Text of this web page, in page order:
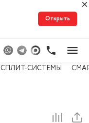
Открыть
СПЛИТ-СИСТЕМЫ